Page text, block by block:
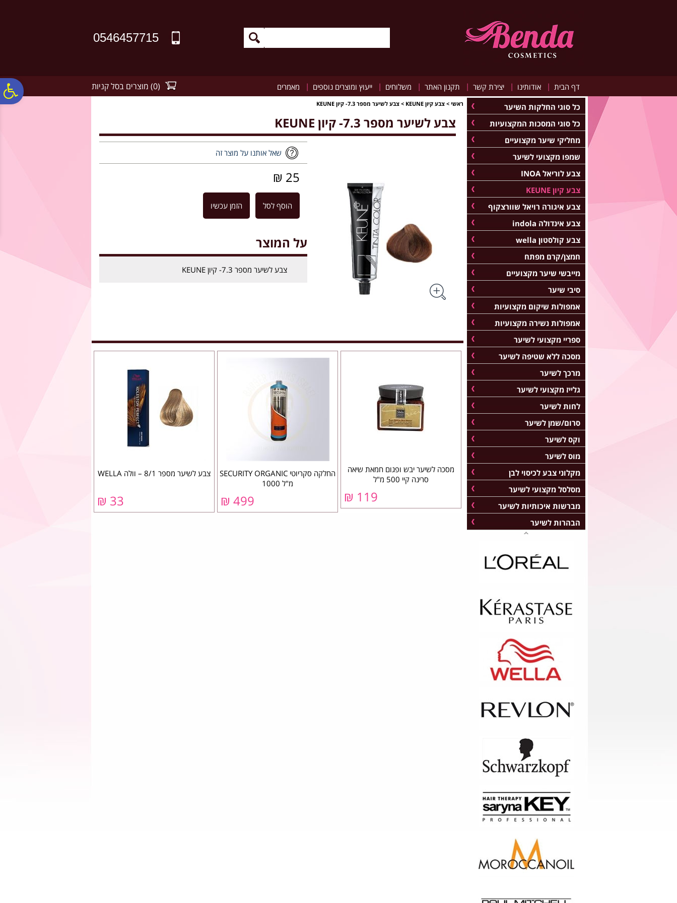
0546457715
דף הבית | אודותינו | יצירת קשר | תקנון האתר | משלוחים | ייעוץ ומוצרים נוספים | מאמרים (
0
) מוצרים בסל קניות
ראשי > צבע קיון KEUNE > צבע לשיער מספר 7.3- קיון KEUNE
צבע לשיער מספר 7.3- קיון KEUNE
שאל אותנו על מוצר זה
25 ₪
הוסף לסל הזמן עכשיו
על המוצר
צבע לשיער מספר 7.3- קיון KEUNE
מסכה לשיער יבש ופגום חמאת שיאה
סרינה קיי 500 מ"ל
119 ₪
החלקה סקריוטי SECURITY ORGANIC
מ"ל 1000
499 ₪
צבע לשיער מספר 8/1 – וולה WELLA
33 ₪
כל סוגי החלקות השיער
כל סוגי המסכות המקצועיות
מחליקי שיער מקצועיים
שמפו מקצועי לשיער
צבע לוריאל INOA
צבע קיון KEUNE
צבע איגורה רויאל שוורצקוף
צבע אינדולה indola
צבע קולסטון wella
חמצן/קרם מפתח
מייבשי שיער מקצועיים
סיבי שיער
אמפולות שיקום מקצועיות
אמפולות נשירה מקצועיות
ספריי מקצועי לשיער
מסכה ללא שטיפה לשיער
מרכך לשיער
גלייז מקצועי לשיער
לחות לשיער
סרום/שמן לשיער
וקס לשיער
מוס לשיער
מקלוני צבע לכיסוי לבן
מסלסל מקצועי לשיער
מברשות איכותיות לשיער
הבהרות לשיער